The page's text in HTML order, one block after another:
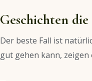
Geschichten
Der beste Fall ist
gut gehen kann, zeigen